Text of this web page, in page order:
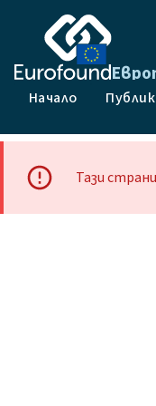
Начало
Тази